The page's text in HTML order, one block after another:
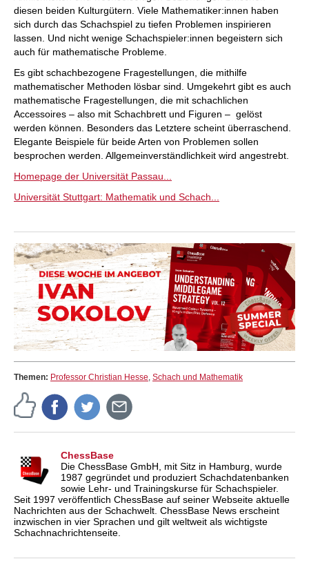
diesen beiden Kulturgütern. Viele Mathematiker:innen haben
sich durch das Schachspiel zu tiefen Problemen inspirieren
lassen. Und nicht wenige Schachspieler:innen begeistern sich
auch für mathematische Probleme.
Es gibt schachbezogene Fragestellungen, die mithilfe
mathematischer Methoden lösbar sind. Umgekehrt gibt es auch
mathematische Fragestellungen, die mit schachlichen
Accessoires – also mit Schachbrett und Figuren – gelöst
werden können. Besonders das Letztere scheint überraschend.
Elegante Beispiele für beide Arten von Problemen sollen
besprochen werden. Allgemeinverständlichkeit wird angestrebt.
Homepage der Universität Passau...
Universität Stuttgart: Mathematik und Schach...
Themen: Professor Christian Hesse, Schach und Mathematik
ChessBase
Die ChessBase GmbH, mit Sitz in Hamburg, wurde
1987 gegründet und produziert Schachdatenbanken
sowie Lehr- und Trainingskurse für Schachspieler.
Seit 1997 veröffentlich ChessBase auf seiner Webseite aktuelle
Nachrichten aus der Schachwelt. ChessBase News erscheint
inzwischen in vier Sprachen und gilt weltweit als wichtigste
Schachnachrichtenseite.